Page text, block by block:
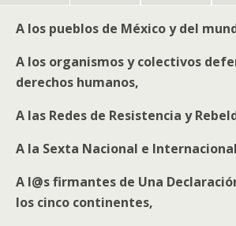
A los pueblos de México y del
A los organismos y colectivos
derechos humanos,
A las Redes de Resistencia y
A la Sexta Nacional e
A l@s firmantes de Una
los cinco continentes,